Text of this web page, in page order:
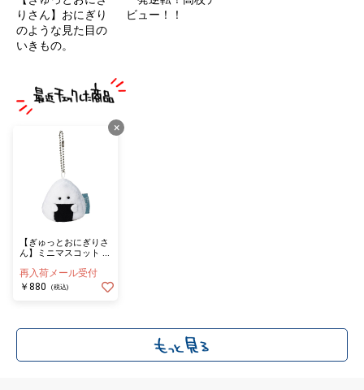
りさん】おにぎり
のような見た目の
いきもの。
ビュー！！
×
【ぎゅっとおにぎりさ
ん】ミニマスコット の
再入荷メール受付
￥880
(税込)